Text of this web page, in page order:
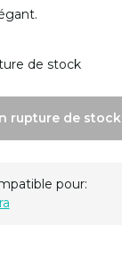
de stock
rupture de stock
pour: